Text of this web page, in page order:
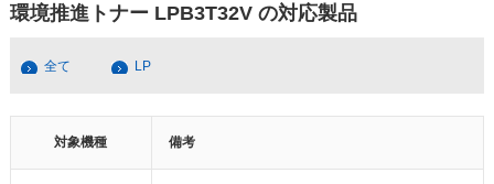
環境推進トナー LPB3T32V の対応製品
全て LP
対象機種 備考